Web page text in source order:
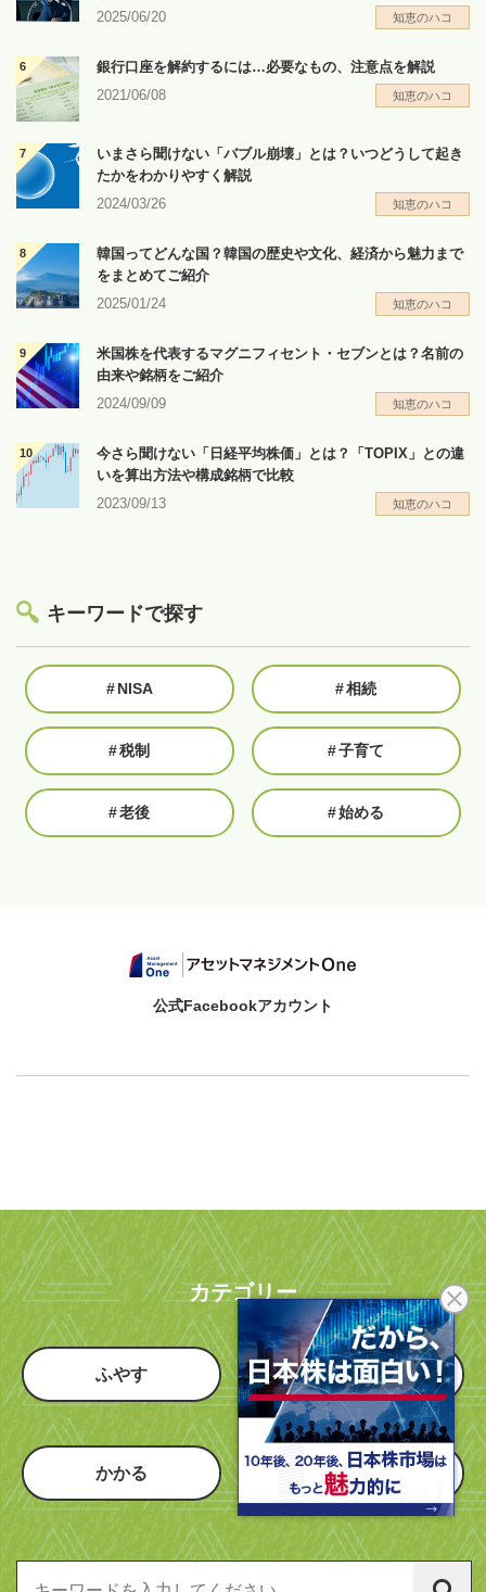
2025/06/20
知恵のハコ
銀行口座を解約するには…必要なもの、注意点を解説
2021/06/08
知恵のハコ
いまさら聞けない「バブル崩壊」とは？いつどうして起き
たかをわかりやすく解説
2024/03/26
知恵のハコ
韓国ってどんな国？韓国の歴史や文化、経済から魅力まで
をまとめてご紹介
2025/01/24
知恵のハコ
米国株を代表するマグニフィセント・セブンとは？名前の
由来や銘柄をご紹介
2024/09/09
知恵のハコ
今さら聞けない「日経平均株価」とは？「TOPIX」との違
いを算出方法や構成銘柄で比較
2023/09/13
知恵のハコ
キーワードで探す
#NISA #相続
#税制 #子育て
#老後 #始める
公式Facebookアカウント
カテゴリー
ふやす つかう
かかる 知恵のハコ